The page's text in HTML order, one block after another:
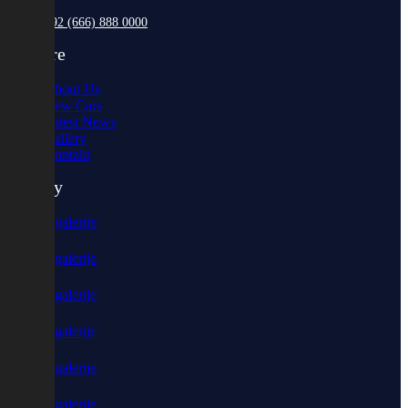
+92 (666) 888 0000
Explore
About Us
New Cars
Latest News
Gallery
Kontakt
Gallery